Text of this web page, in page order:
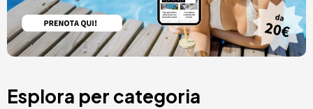
Esplora per categoria